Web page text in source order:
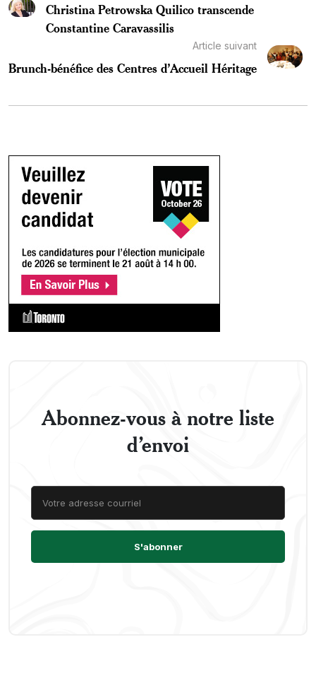
Christina Petrowska Quilico transcende
Constantine Caravassilis
Article suivant
Brunch-bénéfice des Centres d’Accueil Héritage
Abonnez-vous à notre liste
d’envoi